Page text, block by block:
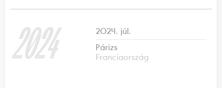
2024
2024. júl.
Párizs
Franciaország